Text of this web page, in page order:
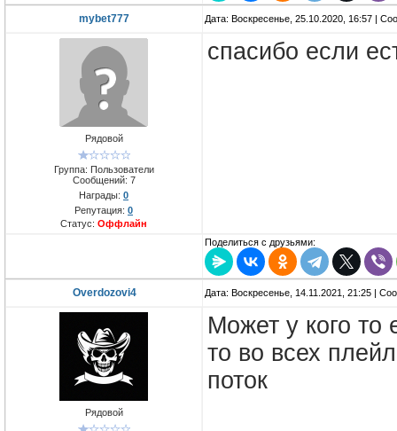
mybet777 Дата: Воскресенье, 25.10.2020, 16:57 |
Рядовой
Группа: Пользователи
Сообщений: 7
Награды: 0
Репутация: 0
Статус: Оффлайн
спасибо если
Поделиться с друзьями:
Overdozovi4 Дата: Воскресенье, 14.11.2021, 21:25 |
Рядовой
Может у кого то
то во всех
поток